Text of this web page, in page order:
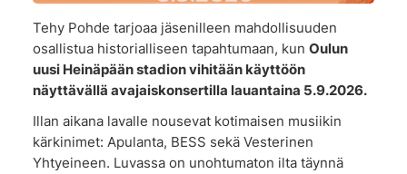
Tehy Pohde tarjoaa jäsenilleen mahdollisuuden
osallistua historialliseen tapahtumaan, kun Oulun
uusi Heinäpään stadion vihitään käyttöön
näyttävällä avajaiskonsertilla lauantaina 5.9.2026.
Illan aikana lavalle nousevat kotimaisen musiikin
kärkinimet: Apulanta, BESS sekä Vesterinen
Yhtyeineen. Luvassa on unohtumaton ilta täynnä